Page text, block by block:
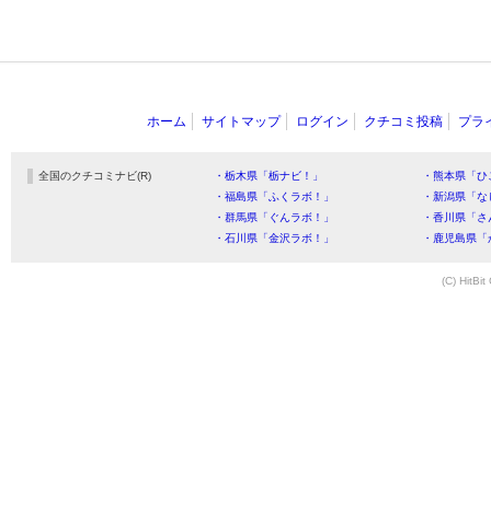
ホーム サイトマップ ログイン クチコミ投稿 プラ
全国のクチコミナビ(R) ・栃木県「栃ナビ！」
・熊本県「
・福島県「ふくラボ！」
・新潟県「
・群馬県「ぐんラボ！」
・香川県「
・石川県「金沢ラボ！」
・鹿児島県
(C) HitBit